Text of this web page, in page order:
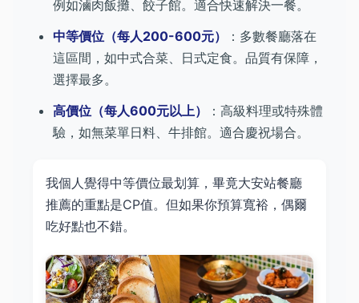
例如滷肉飯攤、餃子館。適合快速解決一餐。
中等價位（每人200-600元）
：多數餐廳落在
這區間，如中式合菜、日式定食。品質有保障，
選擇最多。
高價位（每人600元以上）
：高級料理或特殊體
驗，如無菜單日料、牛排館。適合慶祝場合。
我個人覺得中等價位最划算，畢竟大安站餐廳
推薦的重點是CP值。但如果你預算寬裕，偶爾
吃好點也不錯。